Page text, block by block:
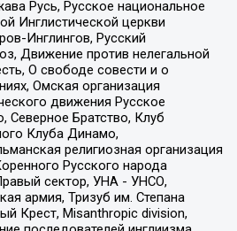
Русь, Русское национальное
Инглистической церкви
Инглингов, Русский
Движение против нелегальной
О свободе совести и о
Омская организация
движения Русское
Северное Братство, Клуб
Клуба Динамо,
религиозная организация
Русского народа
сектор, УНА - УНСО,
армия, Тризуб им. Степана
Крест, Misanthropic division,